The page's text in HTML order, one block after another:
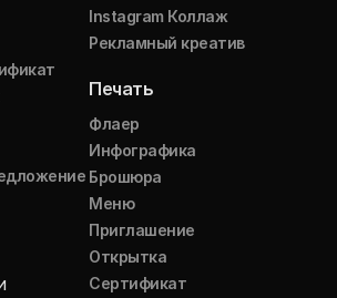
Instagram Коллаж
Рекламный креатив
Печать
Флаер
Инфографика
Брошюра
Меню
Приглашение
Открытка
Сертификат